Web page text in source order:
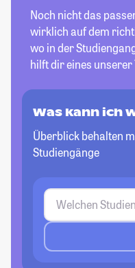
Noch nicht das
wirklich auf dem
wo in der
hilft dir eines unserer
Was kann ich
Überblick behalten
Studiengänge